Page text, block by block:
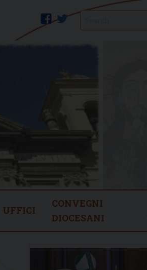
twitter
facebook
UFFICI
CONVEGNI
DIOCESANI